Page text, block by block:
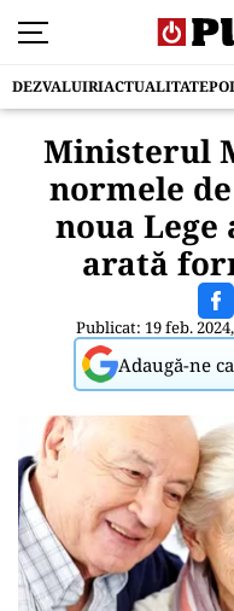
DEZVALUIRIACTUALITATE
Ministerul
normele
noua Lege
arată
Publicat: 19 feb.
Adaugă-ne